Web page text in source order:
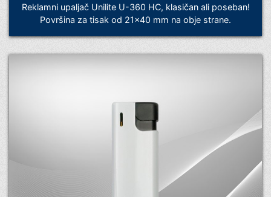
Reklamni upaljač Unilite U-360 HC, klasičan ali poseban!
Površina za tisak od 21×40 mm na obje strane.